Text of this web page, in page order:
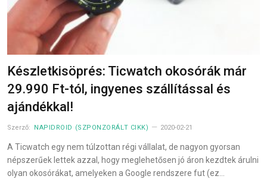
Készletkisöprés: Ticwatch okosórák már
29.990 Ft-tól, ingyenes szállítással és
ajándékkal!
Szerző: NAPIDROID (SZPONZORÁLT CIKK) 2020-02-21
A Ticwatch egy nem túlzottan régi vállalat, de nagyon gyorsan
népszerűek lettek azzal, hogy meglehetősen jó áron kezdtek árulni
olyan okosórákat, amelyeken a Google rendszere fut (ez…